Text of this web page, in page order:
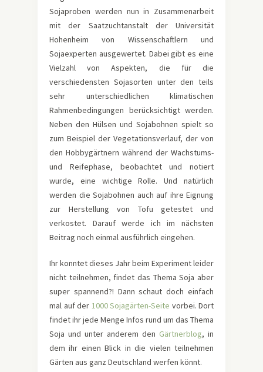
Sojaproben werden nun in Zusammenarbeit
mit der Saatzuchtanstalt der Universität
Hohenheim von Wissenschaftlern und
Sojaexperten ausgewertet. Dabei gibt es eine
Vielzahl von Aspekten, die für die
verschiedensten Sojasorten unter den teils
sehr unterschiedlichen klimatischen
Rahmenbedingungen berücksichtigt werden.
Neben den Hülsen und Sojabohnen spielt so
zum Beispiel der Vegetationsverlauf, der von
den Hobbygärtnern während der Wachstums-
und Reifephase, beobachtet und notiert
wurde, eine wichtige Rolle. Und natürlich
werden die Sojabohnen auch auf ihre Eignung
zur Herstellung von Tofu getestet und
verkostet. Darauf werde ich im nächsten
Beitrag noch einmal ausführlich eingehen.
Ihr konntet dieses Jahr beim Experiment leider
nicht teilnehmen, findet das Thema Soja aber
super spannend?! Dann schaut doch einfach
mal auf der 1000 Sojagärten-Seite vorbei. Dort
findet ihr jede Menge Infos rund um das Thema
Soja und unter anderem den Gärtnerblog, in
dem ihr einen Blick in die vielen teilnehmen
Gärten aus ganz Deutschland werfen könnt.